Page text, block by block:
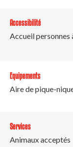
Accessibilité
Accueil
Equipements
Aire de pique-
Services
Animaux acceptés